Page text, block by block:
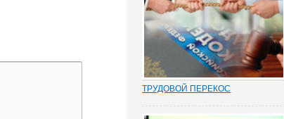
грозно спросил Воевода.
Добрыня исподлобья бросил на
Воеводу удивлённый взгляд.
- Я был...
ТРУДОВОЙ ПЕРЕКОС